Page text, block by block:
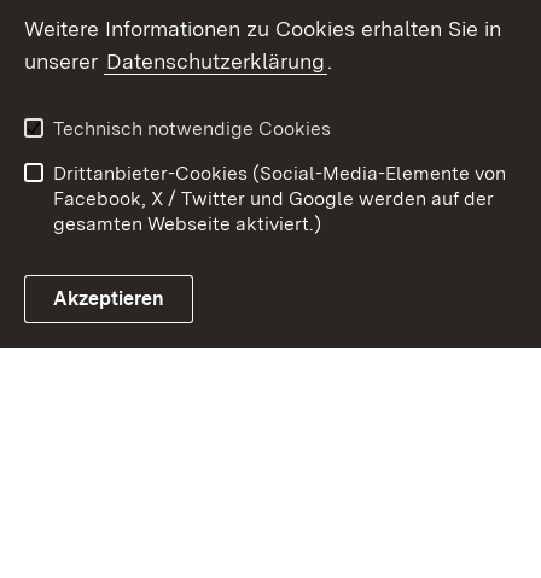
Link zum Landesportal
Datenschutz
Barrierefreiheit
Impressum
Cookies
Weitere Informationen zu Cookies erhalten Sie in
unserer Datenschutzerklärung.
Technisch notwendige Cookies
Drittanbieter-Cookies (Social-Media-Elemente von
Facebook, X / Twitter und Google werden auf der
gesamten Webseite aktiviert.)
Akzeptieren